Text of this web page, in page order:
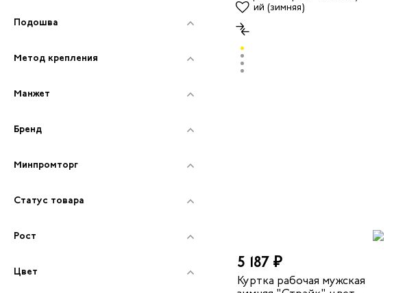
Подошва
Метод крепления
Манжет
Бренд
Минпромторг
Статус товара
Рост
Цвет 5 187 ₽
Куртка рабочая мужская